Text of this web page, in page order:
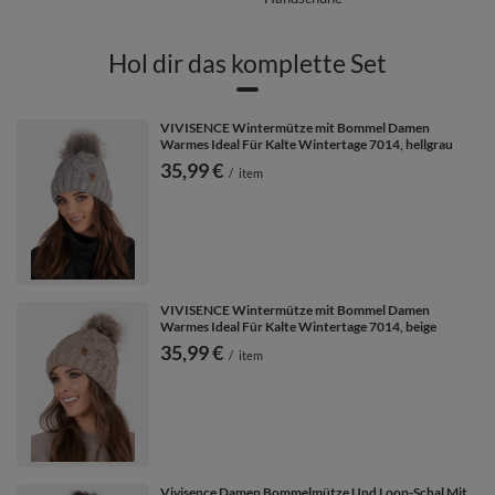
Wirkung der Haare reduziert.Für verschiedene Modelle finden Sie
Hol dir das komplette Set
VIVISENCE Wintermütze mit Bommel Damen
Warmes Ideal Für Kalte Wintertage 7014, hellgrau
35,99 € / item
VIVISENCE Wintermütze mit Bommel Damen
Warmes Ideal Für Kalte Wintertage 7014, beige
35,99 € / item